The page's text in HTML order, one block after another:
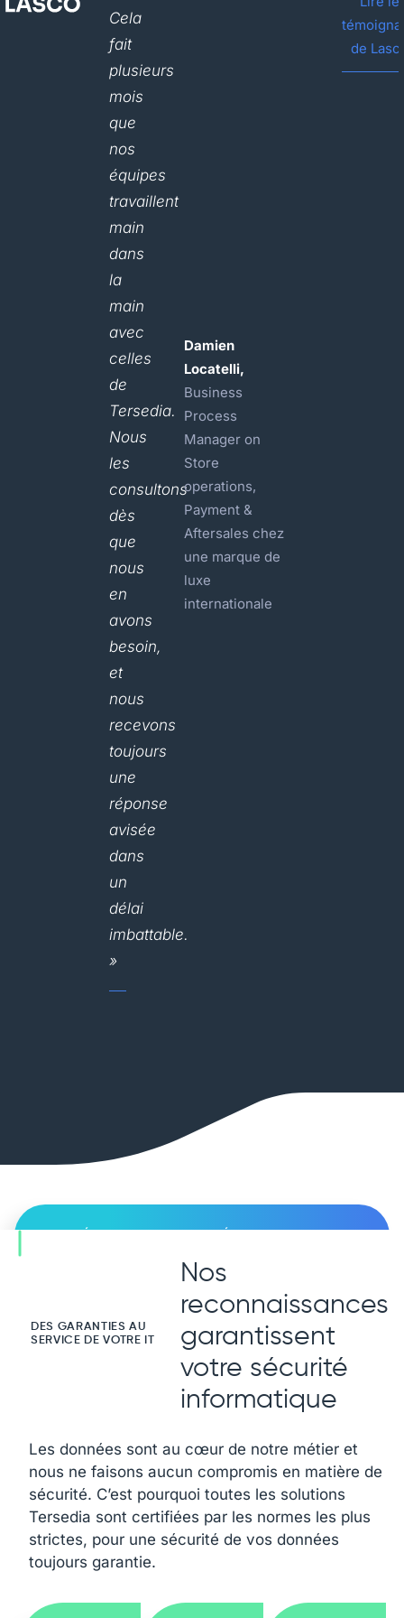
Cela
fait
plusieurs
mois
que
nos
équipes
travaillent
main
dans
la
main
avec
celles
de
Tersedia.
Nous
les
consultons
dès
que
nous
en
avons
besoin,
et
nous
recevons
toujours
une
réponse
avisée
dans
un
délai
imbattable.
»
Damien
Locatelli,
Business
Process
Manager on
Store
operations,
Payment &
Aftersales chez
une marque de
luxe
internationale
de
DES GARANTIES AU
SERVICE DE VOTRE IT
Nos
reconnaissances
garantissent
votre sécurité
informatique
Les données sont au cœur de notre métier et
nous ne faisons aucun compromis en matière de
sécurité. C’est pourquoi toutes les solutions
Tersedia sont certifiées par les normes les plus
strictes, pour une sécurité de vos données
toujours garantie.